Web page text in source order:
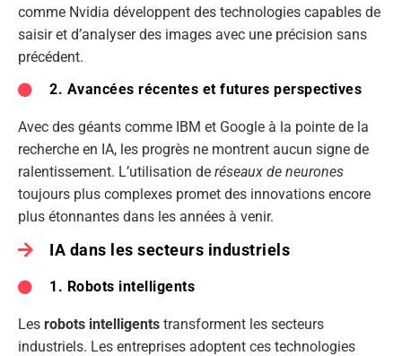
comme Nvidia développent des technologies capables de
saisir et d’analyser des images avec une précision sans
précédent.
2. Avancées récentes et futures perspectives
Avec des géants comme IBM et Google à la pointe de la
recherche en IA, les progrès ne montrent aucun signe de
ralentissement. L’utilisation de réseaux de neurones
toujours plus complexes promet des innovations encore
plus étonnantes dans les années à venir.
IA dans les secteurs industriels
1. Robots intelligents
Les robots intelligents transforment les secteurs
industriels. Les entreprises adoptent ces technologies